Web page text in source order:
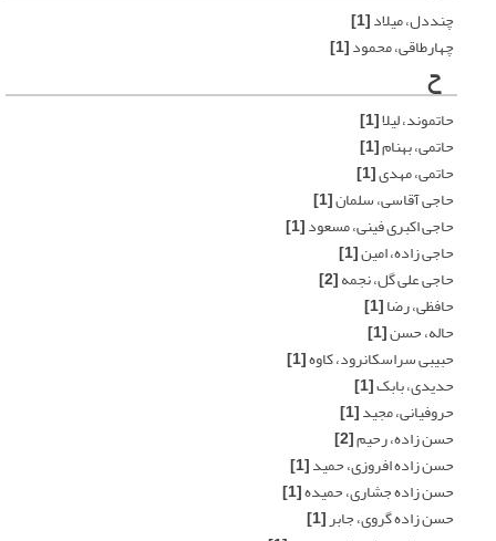
چنددل، میلاد[1]
چهارطاقی، محمود[1]
ح
حاتموند، لیلا[1]
حاتمی، بهنام[1]
حاتمی، مهدی[1]
حاجی آقاسی، سلمان[1]
حاجی اکبری فینی، مسعود[1]
حاجی زاده، امین[1]
حاجی علی گل، نجمه[2]
حافظی، رضا[1]
حاله، حسن[1]
حبیبی سراسکانرود، کاوه[1]
حدیدی، بابک[1]
حروفیانی، مجید[1]
حسن زاده، رحیم[2]
حسن زاده افروزی، حمید[1]
حسن زاده جشاری، حمیده[1]
حسن زاده گروی، جابر[1]